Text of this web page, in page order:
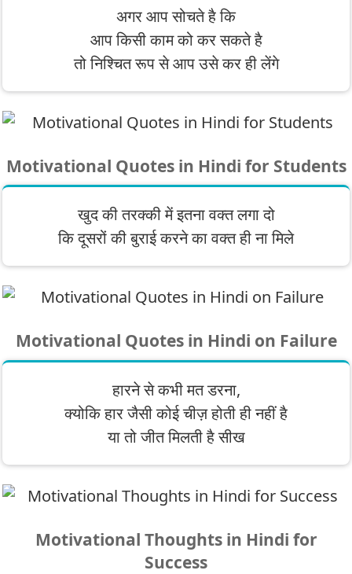
अगर आप सोचते है कि
आप किसी काम को कर सकते है
तो निश्चित रूप से आप उसे कर ही लेंगे
Motivational Quotes in Hindi for Students
खुद की तरक्की में इतना वक्त लगा दो
कि दूसरों की बुराई करने का वक्त ही ना मिले
Motivational Quotes in Hindi on Failure
हारने से कभी मत डरना,
क्योकि हार जैसी कोई चीज़ होती ही नहीं है
या तो जीत मिलती है सीख
Motivational Thoughts in Hindi for
Success